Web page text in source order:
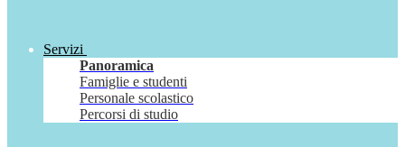
Servizi
Panoramica
Famiglie e studenti
Personale scolastico
Percorsi di studio